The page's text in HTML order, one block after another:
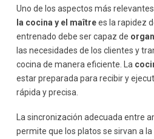
Uno de los aspectos más
la cocina y el maîtrees la rapidez
entrenado debe ser capaz de
las necesidades de los clientes y
cocina de manera eficiente. La
estar preparada para recibir y
rápida y precisa.
La sincronización adecuada entre
permite que los platos se sirvan a